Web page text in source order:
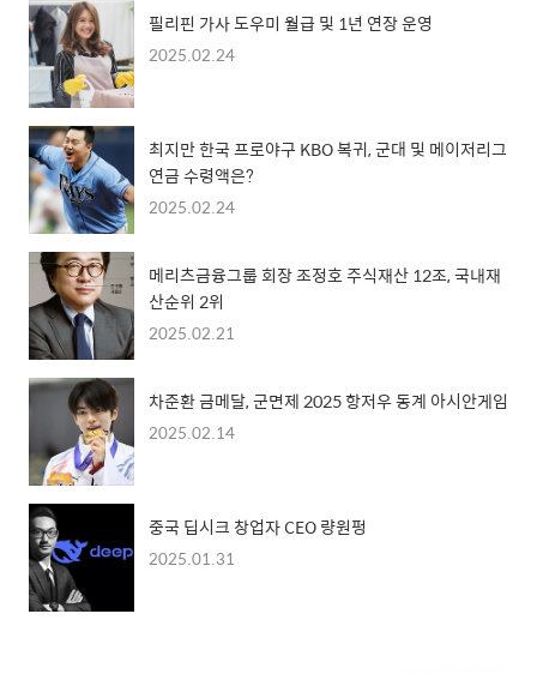
필리핀 가사 도우미 월급 및 1년 연장 운영
2025.02.24
최지만 한국 프로야구 KBO 복귀, 군대 및 메이저리그
연금 수령액은?
2025.02.24
메리츠금융그룹 회장 조정호 주식재산 12조, 국내재
산순위 2위
2025.02.21
차준환 금메달, 군면제 2025 항저우 동계 아시안게임
2025.02.14
중국 딥시크 창업자 CEO 량원펑
2025.01.31